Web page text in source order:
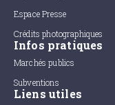
Espace Presse
Crédits photographiques
Infos pratiques
Marchés publics
Subventions
Liens utiles